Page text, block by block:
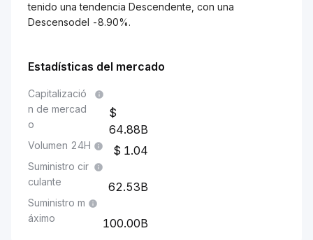
tenido una tendencia Descendente, con una
Descensodel -8.90%.
Estadísticas del mercado
Capitalizació
n de mercad
o
64.88B
Volumen 24H 1.04
Suministro cir
culante
62.53B
Suministro m
áximo
100.00B